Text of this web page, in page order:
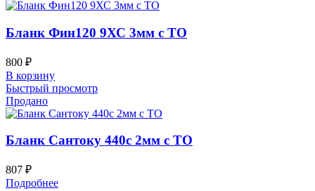
Бланк Фин120 9ХС 3мм с ТО
800 ₽
В корзину
Быстрый просмотр
Продано
Бланк Сантоку 440c 2мм с ТО
807 ₽
Подробнее